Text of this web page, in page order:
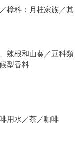
樟科：月桂家族／其
辣根和山葵／豆科類
型香料
用水／茶／咖啡